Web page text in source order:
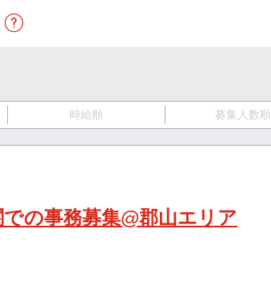
時給順 募集人数順
の事務募集@郡山エリア